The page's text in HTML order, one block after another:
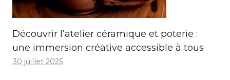
Découvrir l’atelier céramique et poterie :
une immersion créative accessible à tous
30 juillet 2025